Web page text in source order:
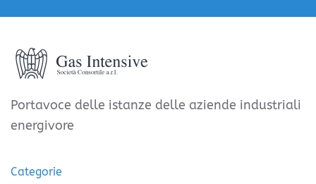
Portavoce delle istanze delle aziende industriali
energivore
Categorie